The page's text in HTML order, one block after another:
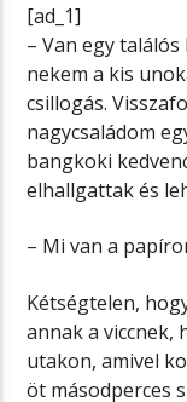
[ad_1]
– Van egy
nekem a kis
csillogás.
nagycsaládom
bangkoki
elhallgattak és
– Mi van a
Kétségtelen,
annak a viccnek,
utakon, amivel
öt másodperces